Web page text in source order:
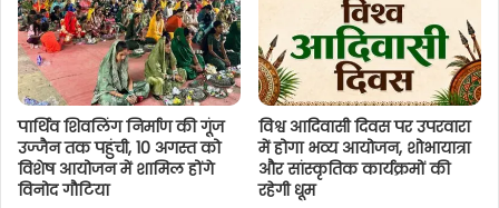
पार्थिव शिवलिंग निर्माण की गूंज
उज्जैन तक पहुंची, 10 अगस्त को
विशेष आयोजन में शामिल होंगे
विनोद गौटिया
विश्व आदिवासी दिवस पर उपरवारा
में होगा भव्य आयोजन, शोभायात्रा
और सांस्कृतिक कार्यक्रमों की
रहेगी धूम